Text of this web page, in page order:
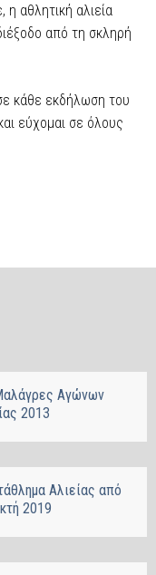
αθλητική αλιεία
από τη σκληρή
κάθε εκδήλωση του
εύχομαι σε όλους
Αγώνων
2013
Αλιείας από
2019